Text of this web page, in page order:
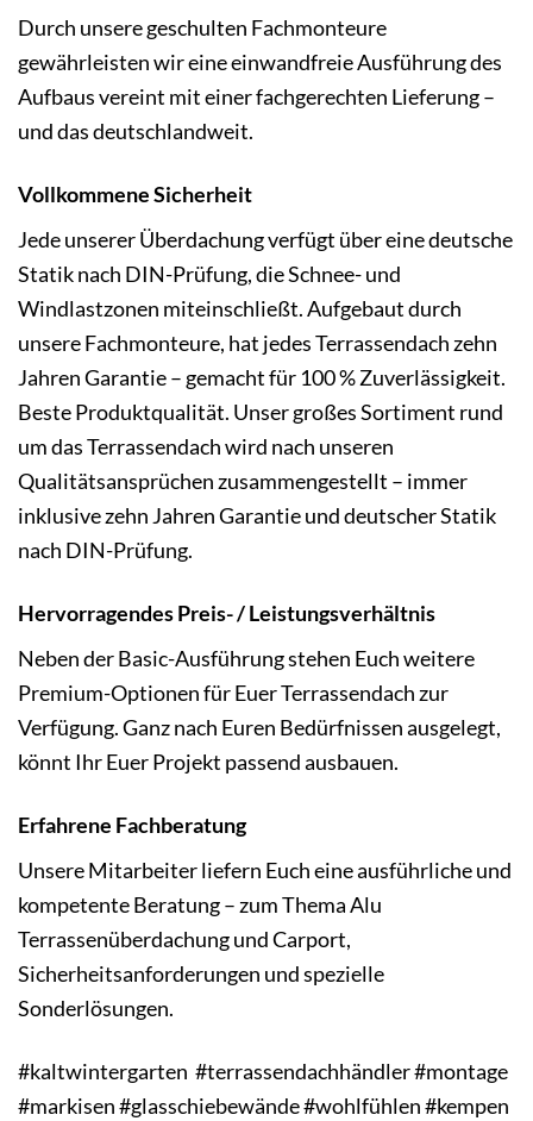
Durch unsere geschulten Fachmonteure
gewährleisten wir eine einwandfreie Ausführung des
Aufbaus vereint mit einer fachgerechten Lieferung –
und das deutschlandweit.
Vollkommene Sicherheit
Jede unserer Überdachung verfügt über eine deutsche
Statik nach DIN-Prüfung, die Schnee- und
Windlastzonen miteinschließt. Aufgebaut durch
unsere Fachmonteure, hat jedes Terrassendach zehn
Jahren Garantie – gemacht für 100 % Zuverlässigkeit.
Beste Produktqualität. Unser großes Sortiment rund
um das Terrassendach wird nach unseren
Qualitätsansprüchen zusammengestellt – immer
inklusive zehn Jahren Garantie und deutscher Statik
nach DIN-Prüfung.
Hervorragendes Preis- / Leistungsverhältnis
Neben der Basic-Ausführung stehen Euch weitere
Premium-Optionen für Euer Terrassendach zur
Verfügung. Ganz nach Euren Bedürfnissen ausgelegt,
könnt Ihr Euer Projekt passend ausbauen.
Erfahrene Fachberatung
Unsere Mitarbeiter liefern Euch eine ausführliche und
kompetente Beratung – zum Thema Alu
Terrassenüberdachung und Carport,
Sicherheitsanforderungen und spezielle
Sonderlösungen.
#kaltwintergarten #terrassendachhändler #montage
#markisen #glasschiebewände #wohlfühlen #kempen